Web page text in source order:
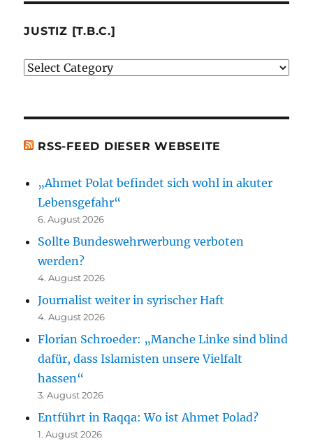
besprochenen
erwähnten
JUSTIZ [T.B.C.]
Justiz
RSS-FEED DIESER WEBSEITE
„Ahmet Polat befindet sich wohl in akuter
Lebensgefahr“
6. August 2026
Sollte Bundeswehrwerbung verboten
werden?
4. August 2026
Journalist weiter in syrischer Haft
4. August 2026
Florian Schroeder: „Manche Linke sind blind
dafür, dass Islamisten unsere Vielfalt
hassen“
3. August 2026
Entführt in Raqqa: Wo ist Ahmet Polad?
1. August 2026